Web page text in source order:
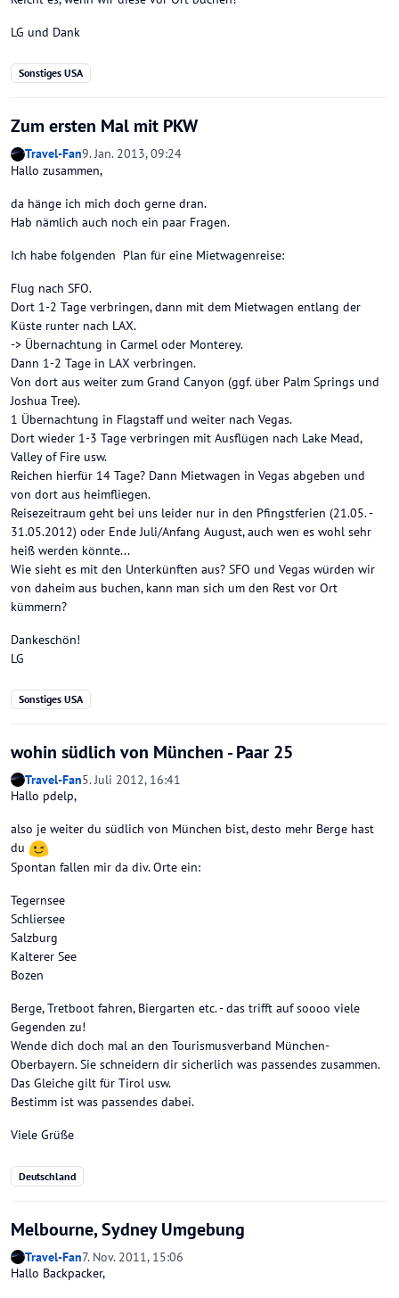
LG und Dank
Sonstiges USA
Zum ersten Mal mit PKW
Travel-Fan9. Jan. 2013, 09:24
Hallo zusammen,
da hänge ich mich doch gerne dran.
Hab nämlich auch noch ein paar Fragen.
Ich habe folgenden Plan für eine Mietwagenreise:
Flug nach SFO.
Dort 1-2 Tage verbringen, dann mit dem Mietwagen entlang der
Küste runter nach LAX.
-> Übernachtung in Carmel oder Monterey.
Dann 1-2 Tage in LAX verbringen.
Von dort aus weiter zum Grand Canyon (ggf. über Palm Springs und
Joshua Tree).
1 Übernachtung in Flagstaff und weiter nach Vegas.
Dort wieder 1-3 Tage verbringen mit Ausflügen nach Lake Mead,
Valley of Fire usw.
Reichen hierfür 14 Tage? Dann Mietwagen in Vegas abgeben und
von dort aus heimfliegen.
Reisezeitraum geht bei uns leider nur in den Pfingstferien (21.05. -
31.05.2012) oder Ende Juli/Anfang August, auch wen es wohl sehr
heiß werden könnte...
Wie sieht es mit den Unterkünften aus? SFO und Vegas würden wir
von daheim aus buchen, kann man sich um den Rest vor Ort
kümmern?
Dankeschön!
LG
Sonstiges USA
wohin südlich von München - Paar 25
Travel-Fan5. Juli 2012, 16:41
Hallo pdelp,
also je weiter du südlich von München bist, desto mehr Berge hast
du
Spontan fallen mir da div. Orte ein:
Tegernsee
Schliersee
Salzburg
Kalterer See
Bozen
Berge, Tretboot fahren, Biergarten etc. - das trifft auf soooo viele
Gegenden zu!
Wende dich doch mal an den Tourismusverband München-
Oberbayern. Sie schneidern dir sicherlich was passendes zusammen.
Das Gleiche gilt für Tirol usw.
Bestimm ist was passendes dabei.
Viele Grüße
Deutschland
Melbourne, Sydney Umgebung
Travel-Fan7. Nov. 2011, 15:06
Hallo Backpacker,